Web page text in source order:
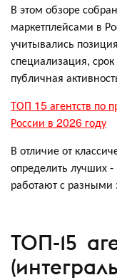
В этом обзоре
маркетплейсами в
учитывались
специализация,
публичная
ТОП 15 агентств по
России в 2026 году
В отличие от
определить лучших -
работают с
ТОП-15